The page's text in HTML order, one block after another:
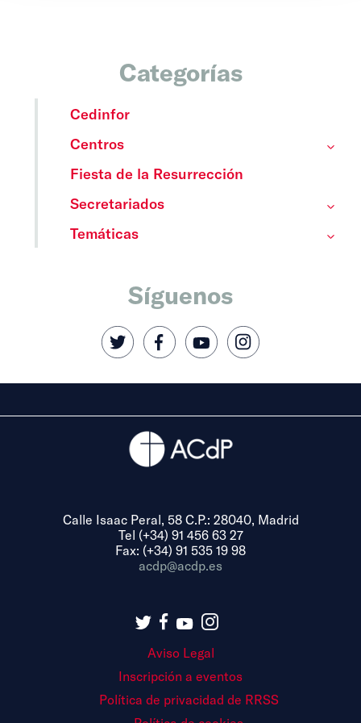
Categorías
Cedinfor
Centros
Fiesta de la Resurrección
Secretariados
Temáticas
Síguenos
Calle Isaac Peral, 58 C.P.: 28040, Madrid
Tel (+34) 91 456 63 27
Fax: (+34) 91 535 19 98
acdp@acdp.es
Aviso Legal
Inscripción a eventos
Política de privacidad de RRSS